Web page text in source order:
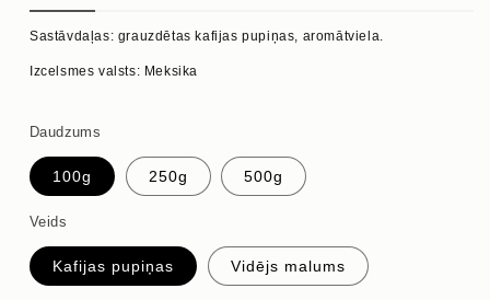
Sastāvdaļas: grauzdētas kafijas pupiņas, aromātviela.
Izcelsmes valsts: Meksika
Daudzums
100g 250g 500g
Veids
Kafijas pupiņas Vidējs malums